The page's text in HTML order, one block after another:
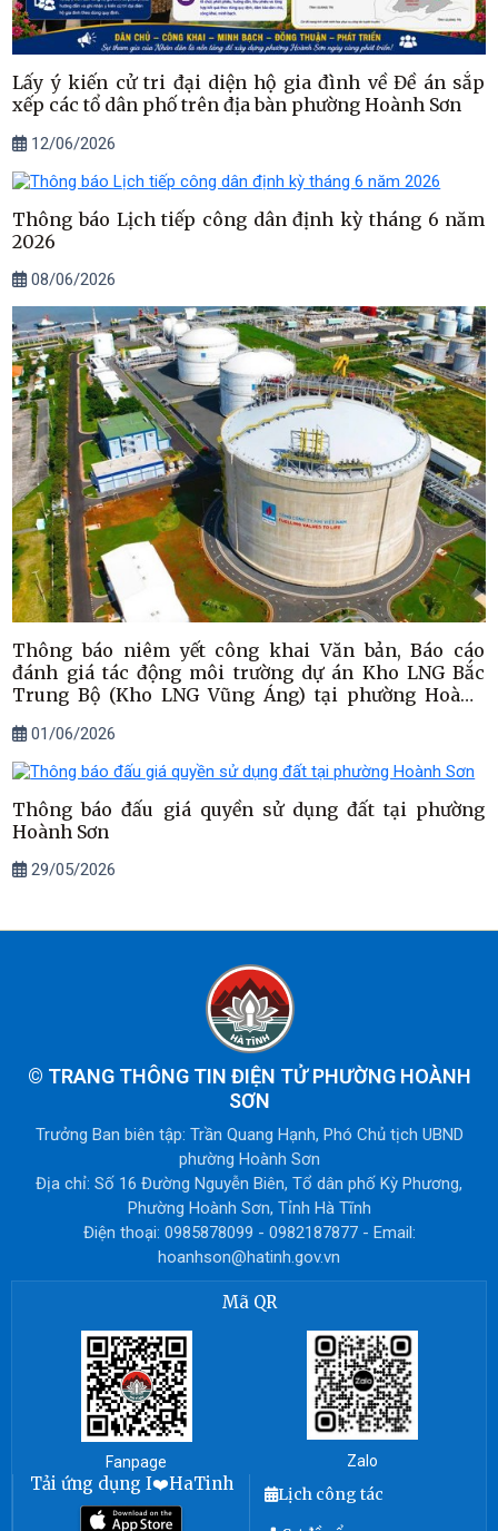
Lấy ý kiến cử tri đại diện hộ gia đình về Đề án sắp
xếp các tổ dân phố trên địa bàn phường Hoành Sơn
12/06/2026
Thông báo Lịch tiếp công dân định kỳ tháng 6 năm
2026
08/06/2026
Thông báo niêm yết công khai Văn bản, Báo cáo
đánh giá tác động môi trường dự án Kho LNG Bắc
Trung Bộ (Kho LNG Vũng Áng) tại phường Hoành
01/06/2026
Thông báo đấu giá quyền sử dụng đất tại phường
Hoành Sơn
29/05/2026
© TRANG THÔNG TIN ĐIỆN TỬ PHƯỜNG HOÀNH
SƠN
Trưởng Ban biên tập: Trần Quang Hạnh, Phó Chủ tịch UBND
phường Hoành Sơn
Địa chỉ: Số 16 Đường Nguyễn Biên, Tổ dân phố Kỳ Phương,
Phường Hoành Sơn, Tỉnh Hà Tĩnh
Điện thoại: 0985878099 - 0982187877 - Email:
hoanhson@hatinh.gov.vn
Mã QR
Fanpage Zalo
Tải ứng dụng I❤️HaTinh
Lịch công tác